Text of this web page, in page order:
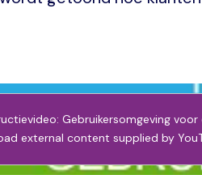
Gebruikersomgeving voor
external content supplied by